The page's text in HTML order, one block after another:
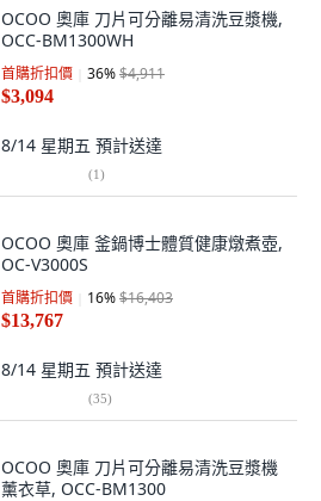
OCOO 奧庫 刀片可分離易清洗豆漿機,
OCC-BM1300WH
首購折扣價 36%$4,911
$3,094
8/14 星期五 預計送達
(1)
OCOO 奧庫 釜鍋博士體質健康燉煮壺,
OC-V3000S
首購折扣價 16%$16,403
$13,767
8/14 星期五 預計送達
(35)
OCOO 奧庫 刀片可分離易清洗豆漿機
薰衣草, OCC-BM1300